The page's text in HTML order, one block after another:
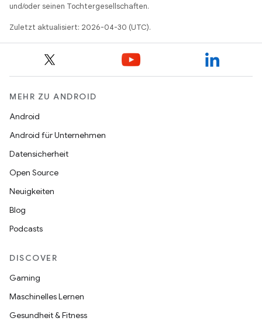
und/oder seinen Tochtergesellschaften.
Zuletzt aktualisiert: 2026-04-30 (UTC).
MEHR ZU ANDROID
Android
Android für Unternehmen
Datensicherheit
Open Source
Neuigkeiten
Blog
Podcasts
DISCOVER
Gaming
Maschinelles Lernen
Gesundheit & Fitness